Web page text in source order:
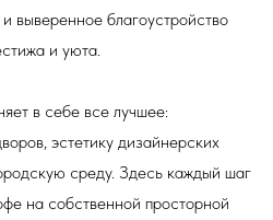
выверенное благоустройство
и уюта.
в себе все лучшее:
эстетику дизайнерских
среду. Здесь каждый шаг
на собственной просторной